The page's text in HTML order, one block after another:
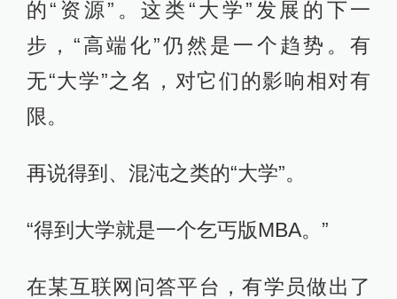
的“资源”。这类“大学”发展的下一
步，“高端化”仍然是一个趋势。有
无“大学”之名，对它们的影响相对有
限。
再说得到、混沌之类的“大学”。
“得到大学就是一个乞丐版MBA。”
在某互联网问答平台，有学员做出了